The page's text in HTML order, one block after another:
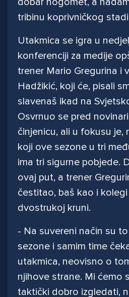
tribinu koprivničkog
Utakmica se igra u
konferenciji za medije
trener Mario Gregurina i
Hadžikić, koji će, pisali
slavenaš ikad na
Osvrnuo se pred
činjenicu, ali u fokusu je,
koji ove sezone u tri
ima tri sigurne pobjede.
ovaj put, a trener
čestitao, baš kao i
dvostrukoj kruni.
- Na suvereni način su
sezone i samim time
utakmica, neovisno o
njihove strane. Mi ćemo
taktički dobro izgledati,